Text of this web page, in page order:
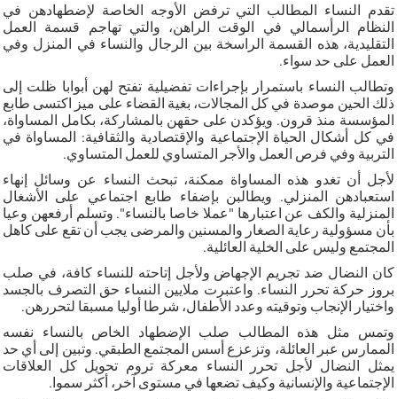
تقدم النساء المطالب التي ترفض الأوجه الخاصة لإضطهادهن في
النظام الرأسمالي في الوقت الراهن، والتي تهاجم قسمة العمل
التقليدية، هذه القسمة الراسخة بين الرجال والنساء في المنزل وفي
العمل على حد سواء.
وتطالب النساء باستمرار بإجراءات تفضيلية تفتح لهن أبوابا ظلت إلى
ذلك الحين موصدة في كل المجالات، بغية القضاء على ميز اكتسى طابع
المؤسسة منذ قرون. ويؤكدن على حقهن بالمشاركة، بكامل المساواة،
في كل أشكال الحياة الإجتماعية والإقتصادية والثقافية: المساواة في
التربية وفي فرص العمل والأجر المتساوي للعمل المتساوي.
لأجل أن تغدو هذه المساواة ممكنة، تبحث النساء عن وسائل إنهاء
استعبادهن المنزلي. ويطالبن بإضفاء طابع اجتماعي على الأشغال
المنزلية والكف عن اعتبارها "عملا خاصا بالنساء". وتسلم أرفعهن وعيا
بأن مسؤولية رعاية الصغار والمسنين والمرضى يجب أن تقع على كاهل
المجتمع وليس على الخلية العائلية.
كان النضال ضد تجريم الإجهاض ولأجل إتاحته للنساء كافة، في صلب
بروز حركة تحرر النساء. واعتبرت ملايين النساء حق التصرف بالجسد
واختيار الإنجاب وتوقيته وعدد الأطفال، شرطا أوليا مسبقا لتحررهن.
وتمس مثل هذه المطالب صلب الإضطهاد الخاص بالنساء نفسه
الممارس عبر العائلة، وتزعزع أسس المجتمع الطبقي. وتبين إلى أي حد
يمثل النضال لأجل تحرر النساء معركة تروم تحويل كل العلاقات
الإجتماعية والإنسانية وكيف تضعها في مستوى آخر، أكثر سموا.